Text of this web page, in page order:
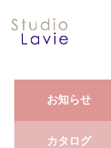
お知らせ
カタログ